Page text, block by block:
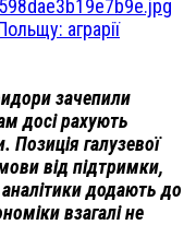
аграрії
зачепили
досі рахують
Позиція галузевої
від підтримки,
додають до
взагалі не